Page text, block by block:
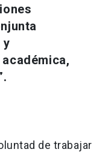
y
de trabajar